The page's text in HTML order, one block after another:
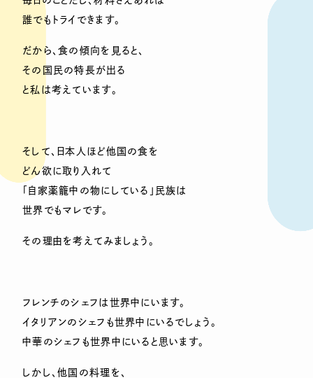
誰でもトライできます。
だから、食の傾向を見ると、
その国民の特長が出る
と私は考えています。
そして、日本人ほど他国の食を
どん欲に取り入れて
「自家薬籠中の物にしている」民族は
世界でもマレです。
その理由を考えてみましょう。
フレンチのシェフは世界中にいます。
イタリアンのシェフも世界中にいるでしょう。
中華のシェフも世界中にいると思います。
しかし、他国の料理を、